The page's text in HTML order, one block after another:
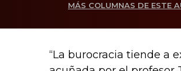
MÁS COLUMNAS DE ESTE
“La burocracia tiende a